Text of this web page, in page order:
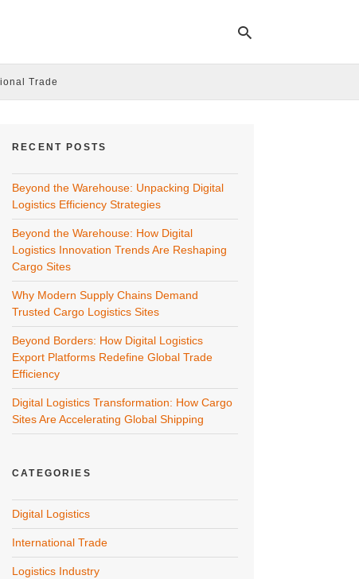
Trade
RECENT POSTS
Beyond the Warehouse: Unpacking Digital
Logistics Efficiency Strategies
Beyond the Warehouse: How Digital
Logistics Innovation Trends Are Reshaping
Cargo Sites
Why Modern Supply Chains Demand
Trusted Cargo Logistics Sites
Beyond Borders: How Digital Logistics
Export Platforms Redefine Global Trade
Efficiency
Digital Logistics Transformation: How Cargo
Sites Are Accelerating Global Shipping
CATEGORIES
Digital Logistics
International Trade
Logistics Industry